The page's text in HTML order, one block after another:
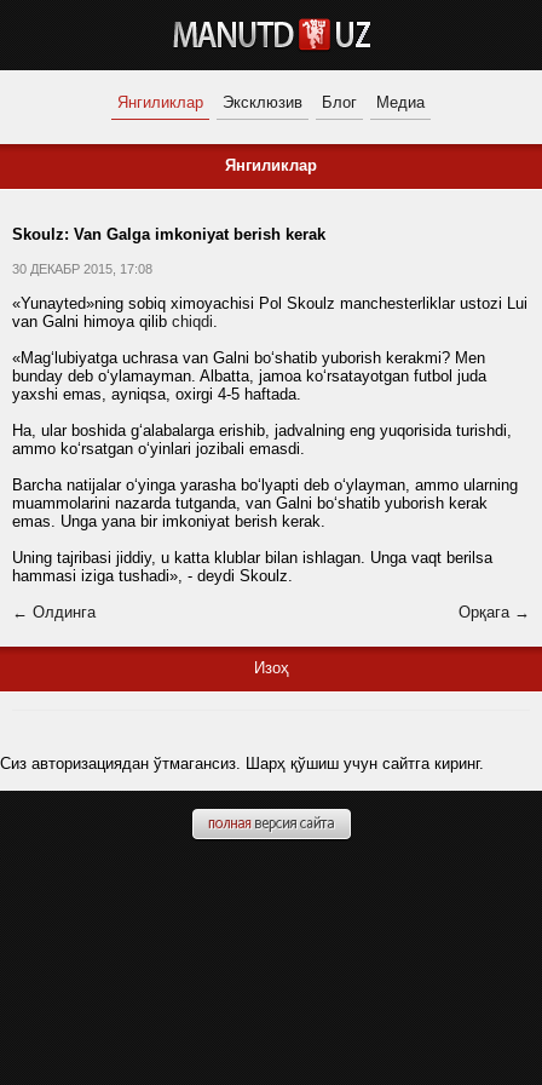
Янгиликлар Эксклюзив Блог Медиа
Янгиликлар
Skoulz: Van Galga imkoniyat berish kerak
30 ДЕКАБР 2015, 17:08
«Yunayted»ning sobiq ximoyachisi Pol Skoulz manchesterliklar ustozi Lui
van Galni himoya qilib chiqdi.
«Mag‘lubiyatga uchrasa van Galni bo‘shatib yuborish kerakmi? Men
bunday deb o‘ylamayman. Albatta, jamoa ko‘rsatayotgan futbol juda
yaxshi emas, ayniqsa, oxirgi 4-5 haftada.
Ha, ular boshida g‘alabalarga erishib, jadvalning eng yuqorisida turishdi,
ammo ko‘rsatgan o‘yinlari jozibali emasdi.
Barcha natijalar o‘yinga yarasha bo‘lyapti deb o‘ylayman, ammo ularning
muammolarini nazarda tutganda, van Galni bo‘shatib yuborish kerak
emas. Unga yana bir imkoniyat berish kerak.
Uning tajribasi jiddiy, u katta klublar bilan ishlagan. Unga vaqt berilsa
hammasi iziga tushadi», - deydi Skoulz.
← Олдинга
Орқага →
Изоҳ
Сиз авторизациядан ўтмагансиз. Шарҳ қўшиш учун сайтга киринг.